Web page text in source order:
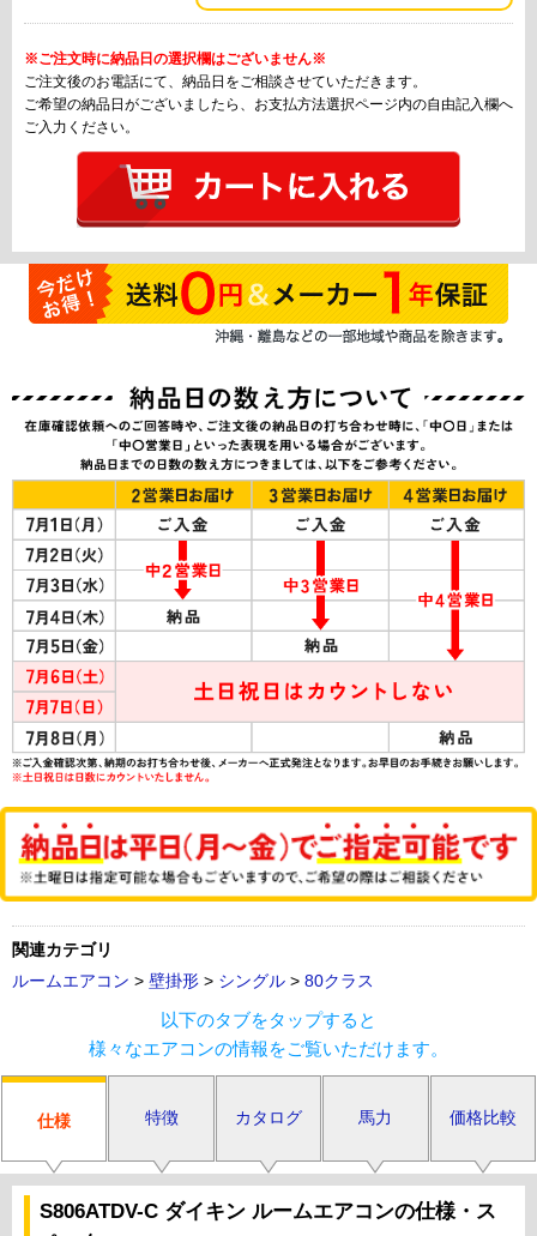
※ご注文時に納品日の選択欄はございません※
ご注文後のお電話にて、納品日をご相談させていただきます。
ご希望の納品日がございましたら、お支払方法選択ページ内の自由記入欄へ
ご入力ください。
関連カテゴリ
ルームエアコン > 壁掛形 > シングル > 80クラス
以下のタブをタップすると
様々なエアコンの情報をご覧いただけます。
仕様 特徴 カタログ 馬力 価格比較
S806ATDV-C ダイキン ルームエアコンの仕様・ス